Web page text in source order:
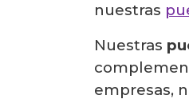
nuestras
Nuestras
empresas,